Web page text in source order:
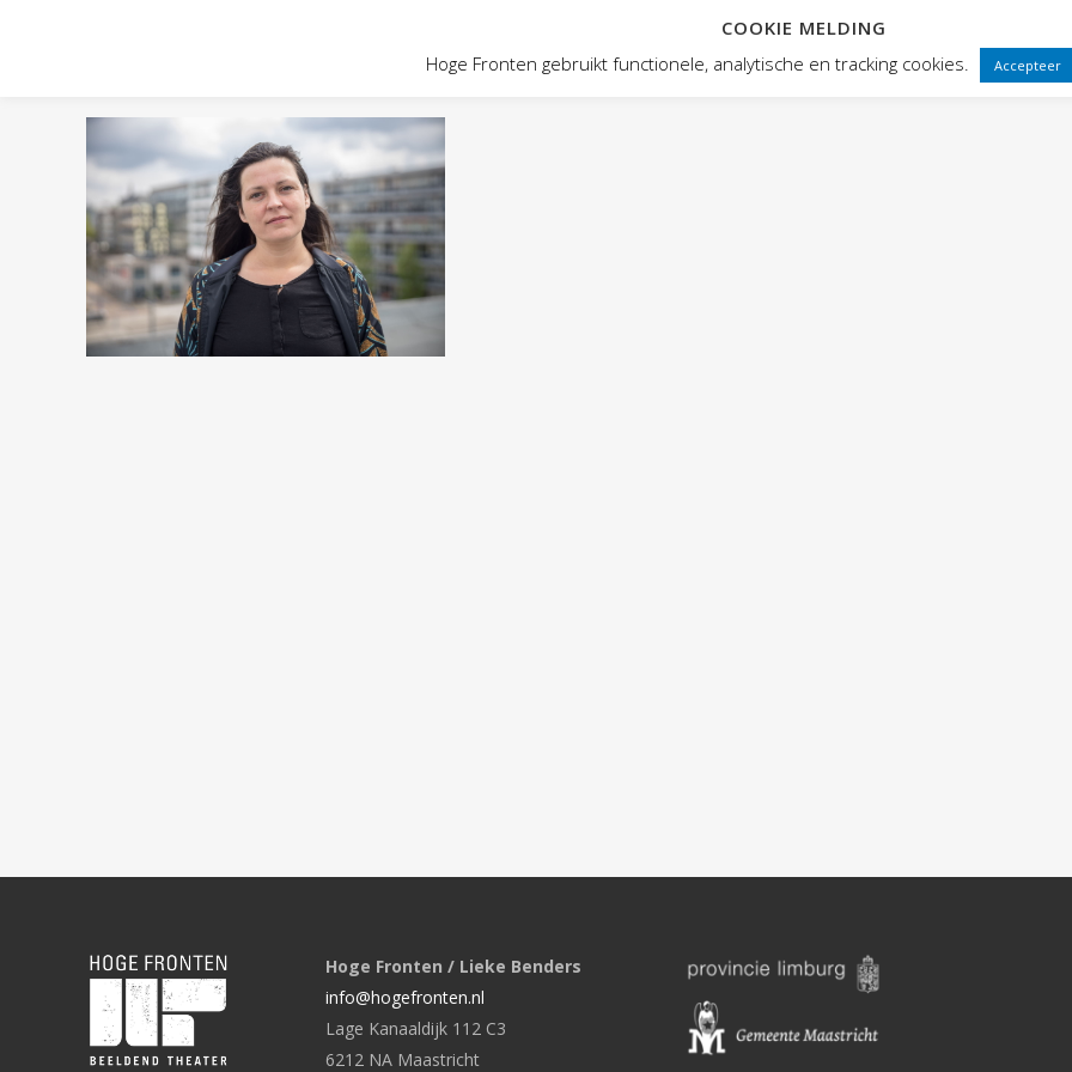
HOME ABOUT HOGE FRONTEN
Hoge Fronten / Lieke Benders
info@hogefronten.nl
Lage Kanaaldijk 112 C3
6212 NA Maastricht
COOKIE MELDING
Hoge Fronten gebruikt functionele, analytische en tracking cookies.
Accepteer